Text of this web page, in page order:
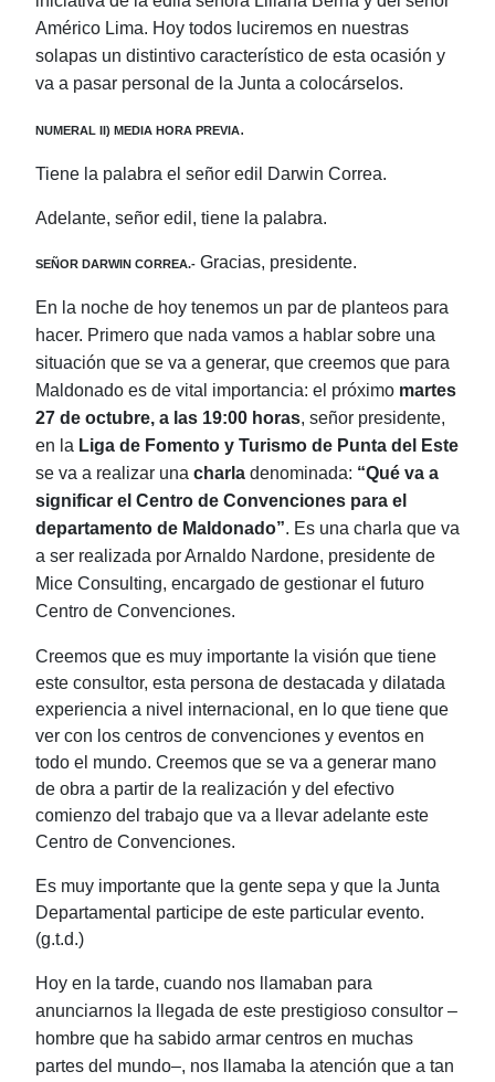
Américo Lima. Hoy todos luciremos en nuestras
solapas un distintivo característico de esta ocasión y
va a pasar personal de la Junta a colocárselos.
NUMERAL II) MEDIA HORA PREVIA.
Tiene la palabra el señor edil Darwin Correa.
Adelante, señor edil, tiene la palabra.
SEÑOR DARWIN CORREA.- Gracias, presidente.
En la noche de hoy tenemos un par de planteos para
hacer. Primero que nada vamos a hablar sobre una
situación que se va a generar, que creemos que para
Maldonado es de vital importancia: el próximo martes
27 de octubre, a las 19:00 horas, señor presidente,
en la Liga de Fomento y Turismo de Punta del Este
se va a realizar una charla denominada: “Qué va a
significar el Centro de Convenciones para el
departamento de Maldonado”. Es una charla que va
a ser realizada por Arnaldo Nardone, presidente de
Mice Consulting, encargado de gestionar el futuro
Centro de Convenciones.
Creemos que es muy importante la visión que tiene
este consultor, esta persona de destacada y dilatada
experiencia a nivel internacional, en lo que tiene que
ver con los centros de convenciones y eventos en
todo el mundo. Creemos que se va a generar mano
de obra a partir de la realización y del efectivo
comienzo del trabajo que va a llevar adelante este
Centro de Convenciones.
Es muy importante que la gente sepa y que la Junta
Departamental participe de este particular evento.
(g.t.d.)
Hoy en la tarde, cuando nos llamaban para
anunciarnos la llegada de este prestigioso consultor ‒
hombre que ha sabido armar centros en muchas
partes del mundo‒, nos llamaba la atención que a tan